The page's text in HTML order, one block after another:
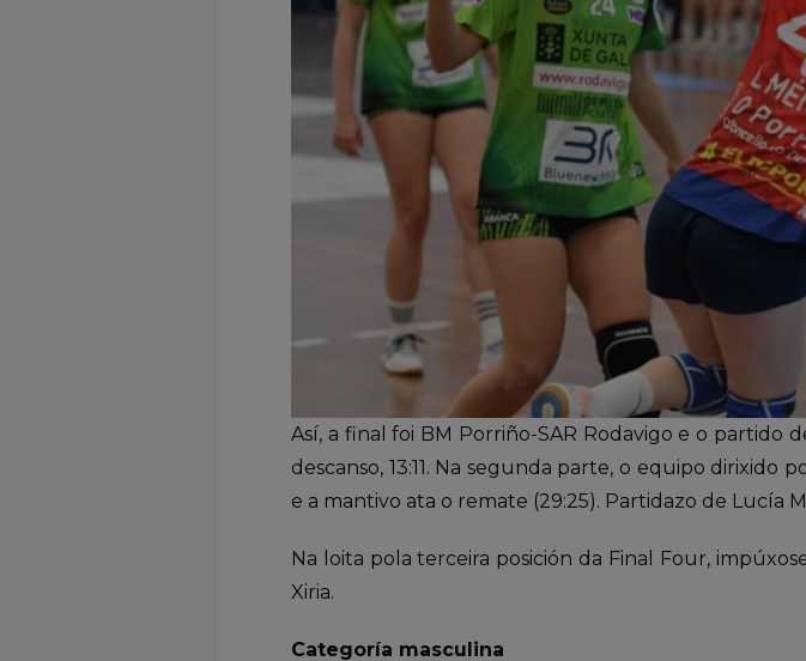
Así, a final foi BM Porriño-SAR Rodavigo e o partido
descanso, 13:11. Na segunda parte, o equipo
e a mantivo ata o remate (29:25). Partidazo de Lucía
Na loita pola terceira posición da Final Four,
Xiria.
Categoría masculina